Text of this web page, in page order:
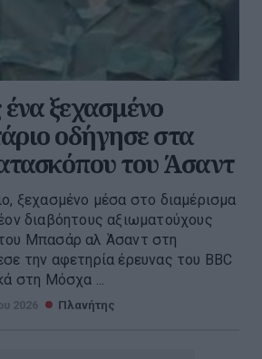
ξεχασμένο
οδήγησε στα
του Άσαντ
ξεχασμένο μέσα στο διαμέρισμα
διαβόητους αξιωματούχους
Μπασάρ αλ Άσαντ στη
την αφετηρία έρευνας του BBC
στη Μόσχα ...
2026 Πλανήτης